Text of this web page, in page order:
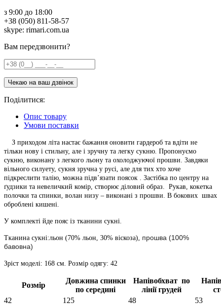
з 9:00 до 18:00
+38 (050) 811-58-57
skype: rimari.com.ua
Вам передзвонити?
Поділитися:
Опис товару
Умови поставки
З приходом літа настає бажання оновити гардероб та вдіти не
тільки нову і стильну, але і зручну та легку сукню. Пропонуємо
сукню, виконану з легкого льону та охолоджуючої прошви. Завдяки
вільного силуету, сукня зручна у русі, але для тих хто хоче
підкреслити талію, можна підв’язати поясок . Застібка по центру на
ґудзики та невеличкий комір, створює діловий образ. Рукав, кокетка
полочки та спинки, волан низу – виконані з прошви. В бокових швах
оброблені кишені.
У комплекті йде пояс із тканини сукні.
Тканина сукні:льон (70% льон, 30% віскоза), прошва (100%
бавовна)
Зріст моделі: 168 см. Розмір одягу: 42
Розмір
Довжина спинки
по середині
Напівобхват по
лінії грудей
42
125 48
53